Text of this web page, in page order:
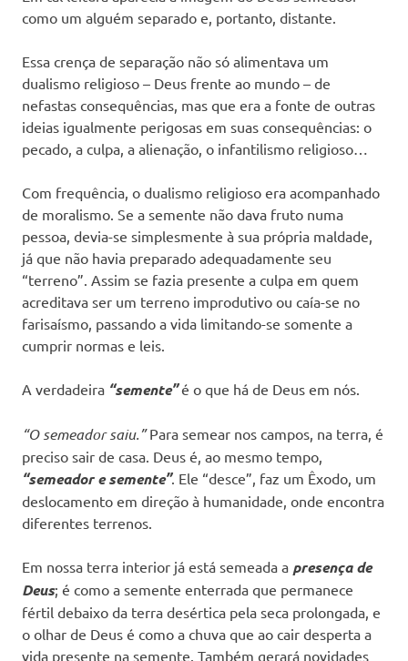
como um alguém separado e, portanto, distante.
Essa crença de separação não só alimentava um
dualismo religioso – Deus frente ao mundo – de
nefastas consequências, mas que era a fonte de outras
ideias igualmente perigosas em suas consequências: o
pecado, a culpa, a alienação, o infantilismo religioso…
Com frequência, o dualismo religioso era acompanhado
de moralismo. Se a semente não dava fruto numa
pessoa, devia-se simplesmente à sua própria maldade,
já que não havia preparado adequadamente seu
“terreno”. Assim se fazia presente a culpa em quem
acreditava ser um terreno improdutivo ou caía-se no
farisaísmo, passando a vida limitando-se somente a
cumprir normas e leis.
A verdadeira “semente”é o que há de Deus em nós.
“O semeador saiu.”Para semear nos campos, na terra, é
preciso sair de casa. Deus é, ao mesmo tempo,
“semeador e semente”. Ele “desce”, faz um Êxodo, um
deslocamento em direção à humanidade, onde encontra
diferentes terrenos.
Em nossa terra interior já está semeada a presença de
Deus; é como a semente enterrada que permanece
fértil debaixo da terra desértica pela seca prolongada, e
o olhar de Deus é como a chuva que ao cair desperta a
vida presente na semente. Também gerará novidades